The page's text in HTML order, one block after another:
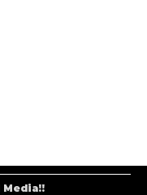
Media!!